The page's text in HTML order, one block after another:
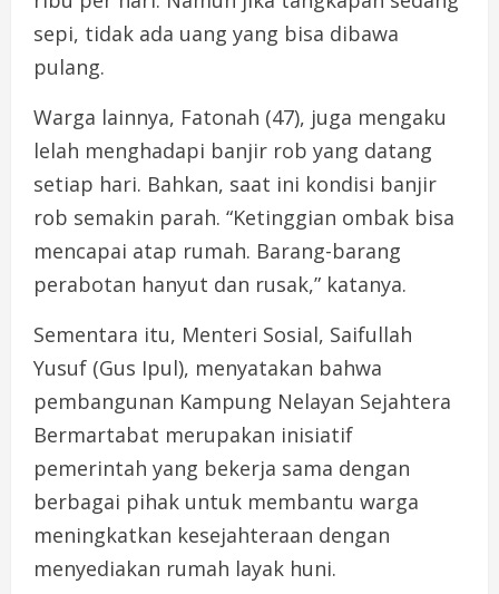
sepi, tidak ada uang yang bisa dibawa
pulang.
Warga lainnya, Fatonah (47), juga mengaku
lelah menghadapi banjir rob yang datang
setiap hari. Bahkan, saat ini kondisi banjir
rob semakin parah. “Ketinggian ombak bisa
mencapai atap rumah. Barang-barang
perabotan hanyut dan rusak,” katanya.
Sementara itu, Menteri Sosial, Saifullah
Yusuf (Gus Ipul), menyatakan bahwa
pembangunan Kampung Nelayan Sejahtera
Bermartabat merupakan inisiatif
pemerintah yang bekerja sama dengan
berbagai pihak untuk membantu warga
meningkatkan kesejahteraan dengan
menyediakan rumah layak huni.